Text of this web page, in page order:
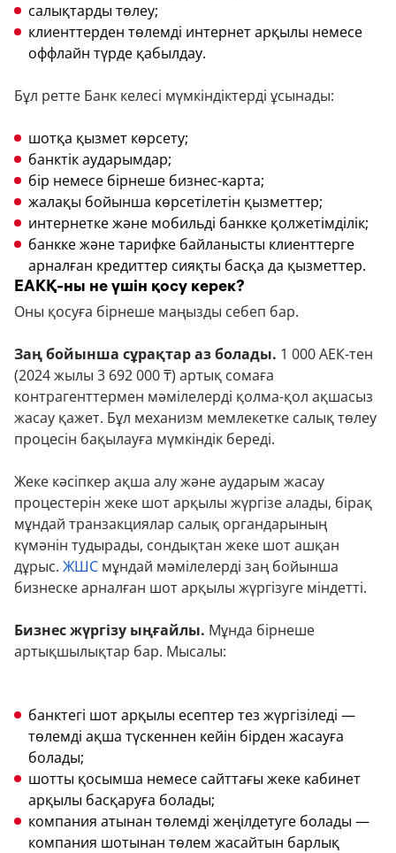
салықтарды төлеу;
клиенттерден төлемді интернет арқылы немесе
оффлайн түрде қабылдау.
Бұл ретте Банк келесі мүмкіндіктерді ұсынады:
шотқа қызмет көрсету;
банктік аударымдар;
бір немесе бірнеше бизнес-карта;
жалақы бойынша көрсетілетін қызметтер;
интернетке және мобильді банкке қолжетімділік;
банкке және тарифке байланысты клиенттерге
арналған кредиттер сияқты басқа да қызметтер.
ЕАКҚ-ны не үшін қосу керек?
Оны қосуға бірнеше маңызды себеп бар.
Заң бойынша сұрақтар аз болады. 1 000 АЕК-тен
(2024 жылы 3 692 000 ₸) артық сомаға
контрагенттермен мәмілелерді қолма-қол ақшасыз
жасау қажет. Бұл механизм мемлекетке салық төлеу
процесін бақылауға мүмкіндік береді.
Жеке кәсіпкер ақша алу және аударым жасау
процестерін жеке шот арқылы жүргізе алады, бірақ
мұндай транзакциялар салық органдарының
күмәнін тудырады, сондықтан жеке шот ашқан
дұрыс. ЖШС мұндай мәмілелерді заң бойынша
бизнеске арналған шот арқылы жүргізуге міндетті.
Бизнес жүргізу ыңғайлы. Мұнда бірнеше
артықшылықтар бар. Мысалы:
банктегі шот арқылы есептер тез жүргізіледі —
төлемді ақша түскеннен кейін бірден жасауға
болады;
шотты қосымша немесе сайттағы жеке кабинет
арқылы басқаруға болады;
компания атынан төлемді жеңілдетуге болады —
компания шотынан төлем жасайтын барлық